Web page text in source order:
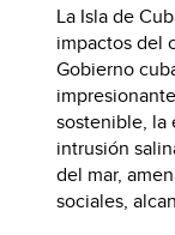
La Isla de
impactos del
Gobierno
sostenible, la
intrusión
del mar,
sociales,